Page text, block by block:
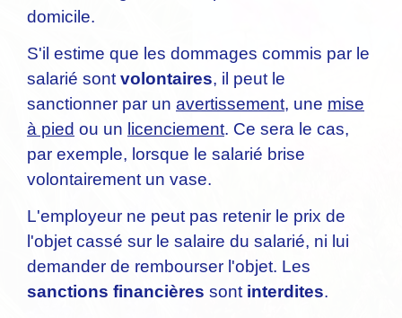
domicile.
S'il estime que les dommages commis par le
salarié sont volontaires, il peut le
sanctionner par un avertissement, une mise
à pied ou un licenciement. Ce sera le cas,
par exemple, lorsque le salarié brise
volontairement un vase.
L'employeur ne peut pas retenir le prix de
l'objet cassé sur le salaire du salarié, ni lui
demander de rembourser l'objet. Les
sanctions financières sont interdites.